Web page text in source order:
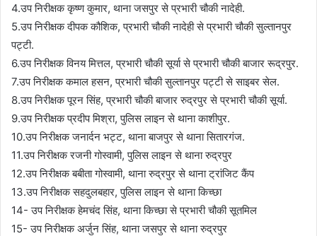
4.उप निरीक्षक कृष्ण कुमार, थाना जसपुर से प्रभारी चौकी नादेही.
5.उप निरीक्षक दीपक कौशिक, प्रभारी चौकी नादेही से प्रभारी चौकी सुल्तानपुर
पट्टी.
6.उप निरीक्षक विनय मित्तल, प्रभारी चौकी सूर्या से प्रभारी चौकी बाजार रूद्रपुर.
7.उप निरीक्षक कमाल हसन, प्रभारी चौकी सुल्तानपुर पट्टी से साइबर सेल.
8.उप निरीक्षक पूरन सिंह, प्रभारी चौकी बाजार रुद्रपुर से प्रभारी चौकी सूर्या.
9.उप निरीक्षक प्रदीप मिश्रा, पुलिस लाइन से थाना काशीपुर.
10.उप निरीक्षक जनार्दन भट्ट, थाना बाजपुर से थाना सितारगंज.
11.उप निरीक्षक रजनी गोस्वामी, पुलिस लाइन से थाना रुद्रपुर
12.उप निरीक्षक बबीता गोस्वामी, थाना रुद्रपुर से थाना ट्रांजिट कैंप
13.उप निरीक्षक सहदुलबहार, पुलिस लाइन से थाना किच्छा
14- उप निरीक्षक हेमचंद सिंह, थाना किच्छा से प्रभारी चौकी सूतमिल
15- उप निरीक्षक अर्जुन सिंह, थाना जसपुर से थाना रुद्रपुर